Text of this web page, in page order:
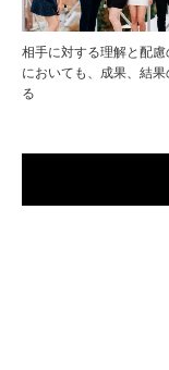
相手に対する理解と配
においても、成果、結
る